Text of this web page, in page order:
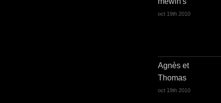
oct 19th 2010
Agnès et
Thomas
oct 19th 2010